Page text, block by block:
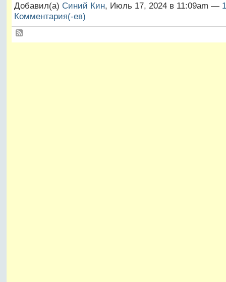
Добавил(а) Синий Кин, Июль 17, 2024 в 11:09am —
Комментария(-ев)